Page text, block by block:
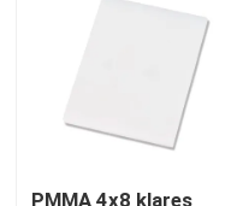
PMMA 4x8 klares